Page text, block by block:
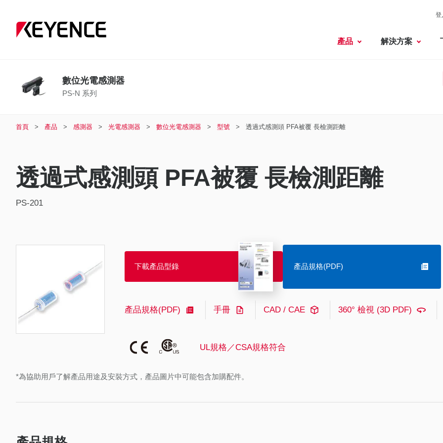
登
產品 解決方案
數位光電感測器
PS-N 系列
首頁 產品 感測器 光電感測器 數位光電感測器 型號 透過式感測頭 PFA被覆 長檢測距離
透過式感測頭 PFA被覆 長檢測距離
PS-201
*為協助用戶了解產品用途及安裝方式，產品圖片中可能包含加購配件。
下載產品型錄 產品規格(PDF)
產品規格(PDF) 手冊 CAD / CAE 360° 檢視 (3D PDF)
UL規格／CSA規格符合